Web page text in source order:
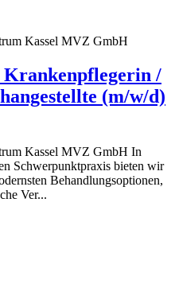
Kassel MVZ GmbH
Krankenpflegerin /
(m/w/d)
Kassel MVZ GmbH In
Schwerpunktpraxis bieten wir
Behandlungsoptionen,
Ver...